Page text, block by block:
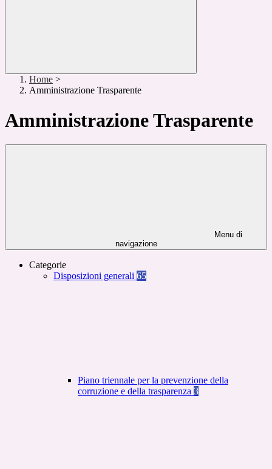
Home >
Amministrazione Trasparente
Amministrazione Trasparente
Menu di
navigazione
Categorie
Disposizioni generali 65
Piano triennale per la prevenzione della
corruzione e della trasparenza 3